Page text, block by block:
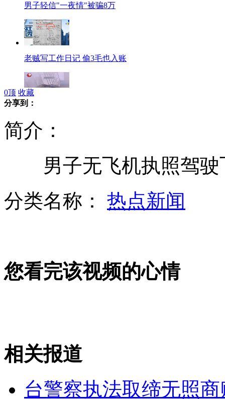
男子轻信"一夜情"被骗8万
老贼写工作日记 偷3毛也入账
男女互相掩护 偷走店主六万三
女排无缘四强 惠若琪失声痛哭
0顶 收藏
分享到：
简介：
男子无飞机执照驾驶
分类名称： 热点新闻
您看完该视频的心情
相关报道
台警察执法取缔无照